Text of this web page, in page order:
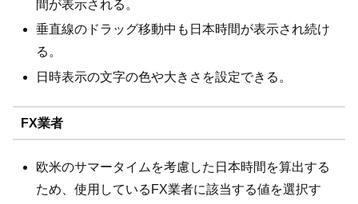
間が表示される。
垂直線のドラッグ移動中も日本時間が表示され続け
る。
日時表示の文字の色や大きさを設定できる。
FX業者
欧米のサマータイムを考慮した日本時間を算出する
ため、使用しているFX業者に該当する値を選択す